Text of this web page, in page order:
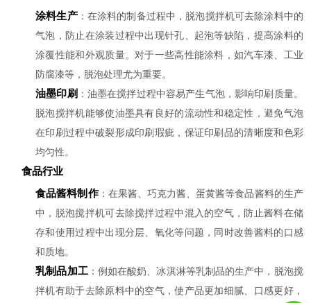
涂料生产：在涂料的制备过程中，脱泡搅拌机可去除涂料中的
气泡，防止在涂装过程中出现针孔、起泡等缺陷，提高涂料的
涂覆性能和外观质量。对于一些高性能涂料，如汽车漆、工业
防腐漆等，脱泡处理尤为重要。
油墨印刷 ：油墨在搅拌过程中容易产生气泡，影响印刷质量。
脱泡搅拌机能够使油墨具有良好的流动性和稳定性，避免气泡
在印刷过程中破裂形成印刷瑕疵，保证印刷品的清晰度和色彩
均匀性。
食品行业
食品酱料制作：在果酱、巧克力酱、蛋黄酱等食品酱料的生产
中，脱泡搅拌机可去除搅拌过程中混入的空气，防止酱料在储
存和使用过程中出现分层、氧化等问题，同时改善酱料的口感
和质地。
乳制品加工：例如在酸奶、冰淇淋等乳制品的生产中，脱泡搅
拌机有助于去除原料中的空气，使产品更加细腻、口感更好，